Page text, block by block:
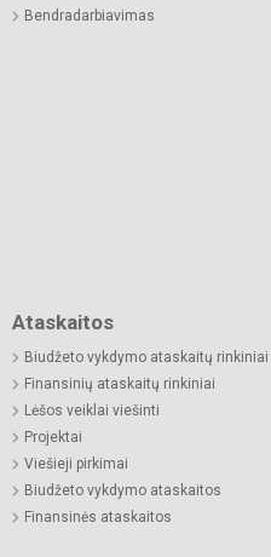
Bendradarbiavimas
Ataskaitos
Biudžeto vykdymo ataskaitų rinkiniai
Finansinių ataskaitų rinkiniai
Lėšos veiklai viešinti
Projektai
Viešieji pirkimai
Biudžeto vykdymo ataskaitos
Finansinės ataskaitos